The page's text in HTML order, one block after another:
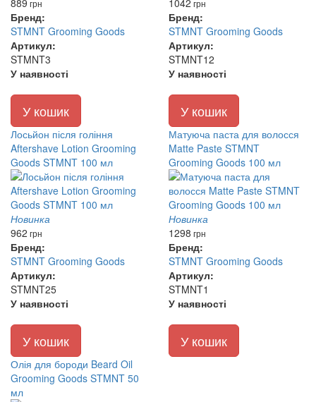
889 грн
Бренд:
STMNT Grooming Goods
Артикул:
STMNT3
У наявності
У кошик
1042 грн
Бренд:
STMNT Grooming Goods
Артикул:
STMNT12
У наявності
У кошик
Лосьйон після гоління
Aftershave Lotion Grooming
Goods STMNT 100 мл
Новинка
962 грн
Бренд:
STMNT Grooming Goods
Артикул:
STMNT25
У наявності
У кошик
Матуюча паста для волосся
Matte Paste STMNT
Grooming Goods 100 мл
Новинка
1298 грн
Бренд:
STMNT Grooming Goods
Артикул:
STMNT1
У наявності
У кошик
Олія для бороди Beard Oil
Grooming Goods STMNT 50
мл